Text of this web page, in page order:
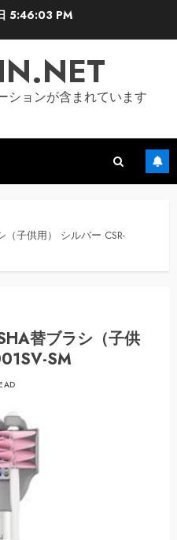
5:46:04 PM
ションが含まれています
（子供用） シルバー CSR-
替ブラシ（子供
SM